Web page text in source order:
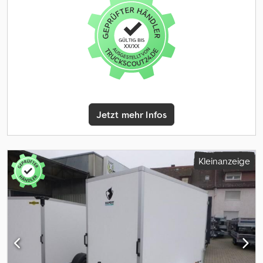
Hecktüren. - 2 Handgriffe an der Vorderseite erleichtern das
Rangieren des Anhängers. - Scharniere, Verschluss bzw.
Verschlüsse und Befestigungsmaterialien aus Edelstahl. -
Multiplex Holzboden mit Anti-Rutschoberfläche 15 mm. - TÜV-
geprüftes Ladungssicherungssystem von Hapert: im Seitenrand
integrierte Befestigungsbügel. - Geschraubte V-Deichsel. -
Komplett verschweißtes und vollbad verzinktes Fahrwerk
Stützrad. Preis inkl. Fahrzeugbrief (Zulassungsbescheinigung Teil
II und COC Papiere) Wir haben eine große Anzahl von Anhängern
folgender Hersteller auf Lager: Brenderup Humbaur Hapert Brian
uns ein kostenloses Überführungskennzeichen. Wir reparieren
Anhänger sämtlicher Hersteller. Weiteres Zubehör auf Anfrage.
Technische Änderungen, Preisänderungen und Irrtümer
vorbehalten. Für Irrtümer und Druckfehler wird keine Haftung
übernommen.Rückfahrautomatik, Gummifederachse,
Einzelradaufhängung, Koffer, Alle Anhänger haben ein Stützrad
und die gebremstenModelle sind mit einer geschraubten V-
Deichsel ausgestattet., Begrenzungsleuchten, Fahrgestell
vollständig geschweißt und vollbad verzinkt, Gebremst, Inkl.
Jetzt mehr Infos
Kleinanzeige